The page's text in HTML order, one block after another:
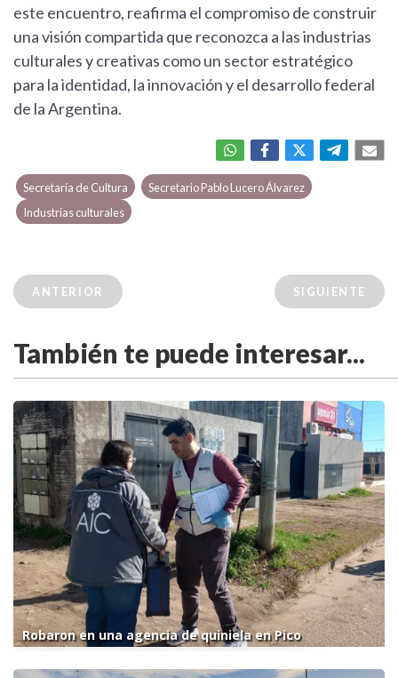
este encuentro, reafirma el compromiso de construir
una visión compartida que reconozca a las industrias
culturales y creativas como un sector estratégico
para la identidad, la innovación y el desarrollo federal
de la Argentina.
Secretaría de Cultura
Secretario Pablo Lucero Álvarez
Industrias culturales
ANTERIOR SIGUIENTE
También te puede interesar...
Robaron en una agencia de quiniela en Pico